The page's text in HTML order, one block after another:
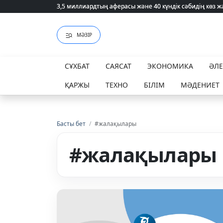
3,5 миллиардтың аферасы және 40 күндік сәбидің
3,5 миллиардтың аферасы және 40 күндік сәбидің
МӘЗІР
СҰХБАТ САЯСАТ ЭКОНОМИКА
ҚАРЖЫ
ТЕХНО БІЛІМ МӘДЕНИЕТ
Басты бет / #жалақылары
#жалақылары